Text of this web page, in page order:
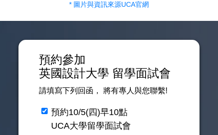
* 圖片與資訊來源UCA官網
預約參加
英國設計大學 留學面試會
請填寫下列回函， 將有專人與您聯繫!
預約10/5(四)早10點
UCA大學留學面試會